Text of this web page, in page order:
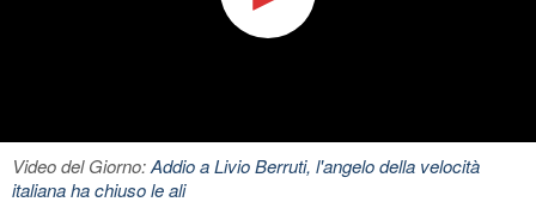
Video del Giorno:Addio a Livio Berruti, l'angelo della velocità
italiana ha chiuso le ali